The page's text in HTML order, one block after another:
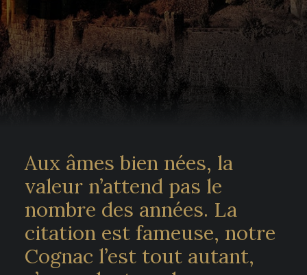
Aux âmes bien nées, la
valeur n’attend pas le
nombre des années. La
citation est fameuse, notre
Cognac l’est tout autant,